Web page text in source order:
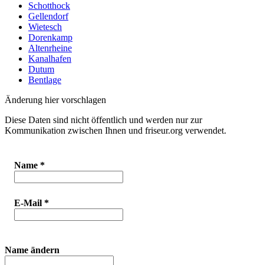
Schotthock
Gellendorf
Wietesch
Dorenkamp
Altenrheine
Kanalhafen
Dutum
Bentlage
Änderung hier vorschlagen
Diese Daten sind nicht öffentlich und werden nur zur
Kommunikation zwischen Ihnen und friseur.org verwendet.
Name *
E-Mail *
Name ändern